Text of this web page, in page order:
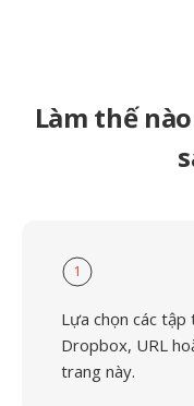
Làm thế
1
Lựa chọn các
Dropbox, URL
trang này.